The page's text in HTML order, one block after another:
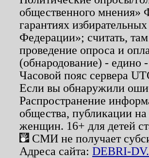
общественного мнения»
гарантиях
Федерации»; считать,
проведение опроса и
(обнародование) - едино
Часовой пояс сервера
Если вы обнаружили
Распространение
общества, публикации
женщин. 16+ для детей
СМИ не получает
Адреса сайта: DEBRI-